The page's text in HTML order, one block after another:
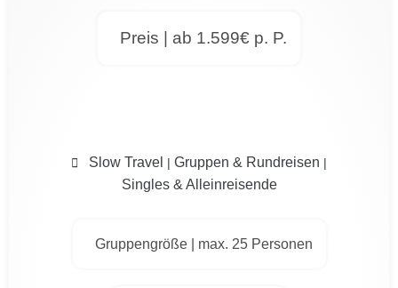
Preis | ab 1.599€ p. P.
Slow Travel | Gruppen & Rundreisen |
Singles & Alleinreisende
Gruppengröße | max. 25 Personen